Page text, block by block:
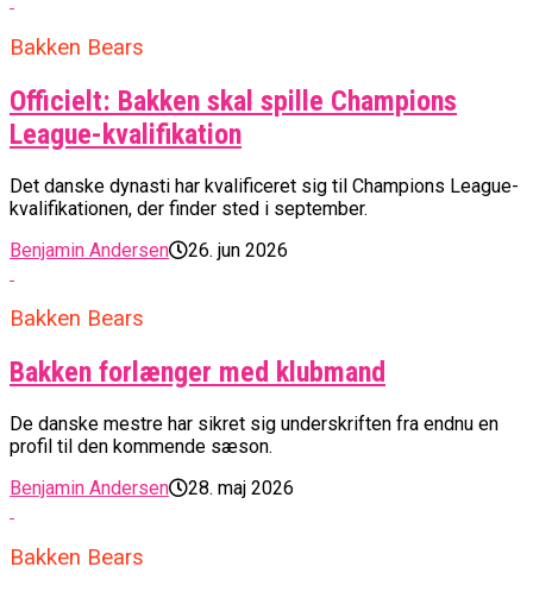
Bakken Bears
Officielt: Bakken skal spille Champions
League-kvalifikation
Det danske dynasti har kvalificeret sig til Champions League-
kvalifikationen, der finder sted i september.
Benjamin Andersen
26. jun 2026
Bakken Bears
Bakken forlænger med klubmand
De danske mestre har sikret sig underskriften fra endnu en
profil til den kommende sæson.
Benjamin Andersen
28. maj 2026
Bakken Bears